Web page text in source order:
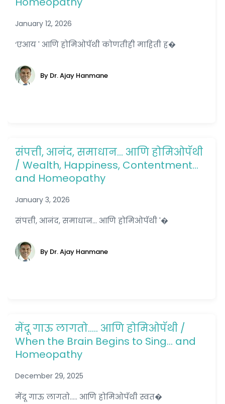
January 12, 2026
‘एआय ' आणि होमिओपॅथी कोणतीही माहिती ह�
By Dr. Ajay Hanmane
संपत्ती, आनंद, समाधान… आणि होमिओपॅथी
/ Wealth, Happiness, Contentment…
and Homeopathy
January 3, 2026
संपत्ती, आनंद, समाधान... आणि होमिओपॅथी '�
By Dr. Ajay Hanmane
मेंदू गाऊ लागतो….. आणि होमिओपॅथी /
When the Brain Begins to Sing… and
Homeopathy
December 29, 2025
मेंदू गाऊ लागतो..... आणि होमिओपॅथी स्वत�